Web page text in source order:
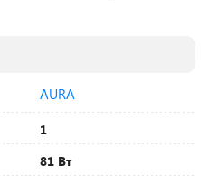
AURA
1
81 Вт